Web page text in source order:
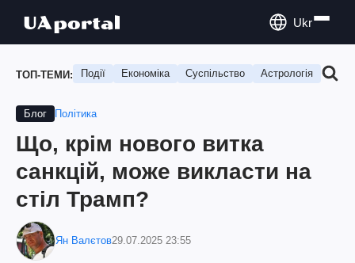
Ukr
ТОП-ТЕМИ: Події Економіка Суспільство Астрологія
Блог Політика
Що, крім нового витка
санкцій, може викласти на
стіл Трамп?
Ян Валєтов29.07.2025 23:55